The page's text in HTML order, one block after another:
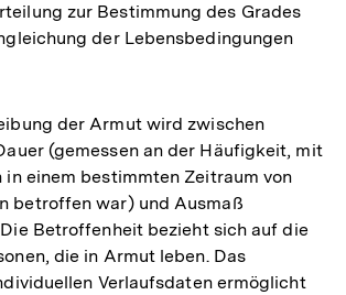
zur Bestimmung des Grades
der Lebensbedingungen
der Armut wird zwischen
(gemessen an der Häufigkeit, mit
in einem bestimmten Zeitraum von
betroffen war) und Ausmaß
Betroffenheit bezieht sich auf die
die in Armut leben. Das
Verlaufsdaten ermöglicht